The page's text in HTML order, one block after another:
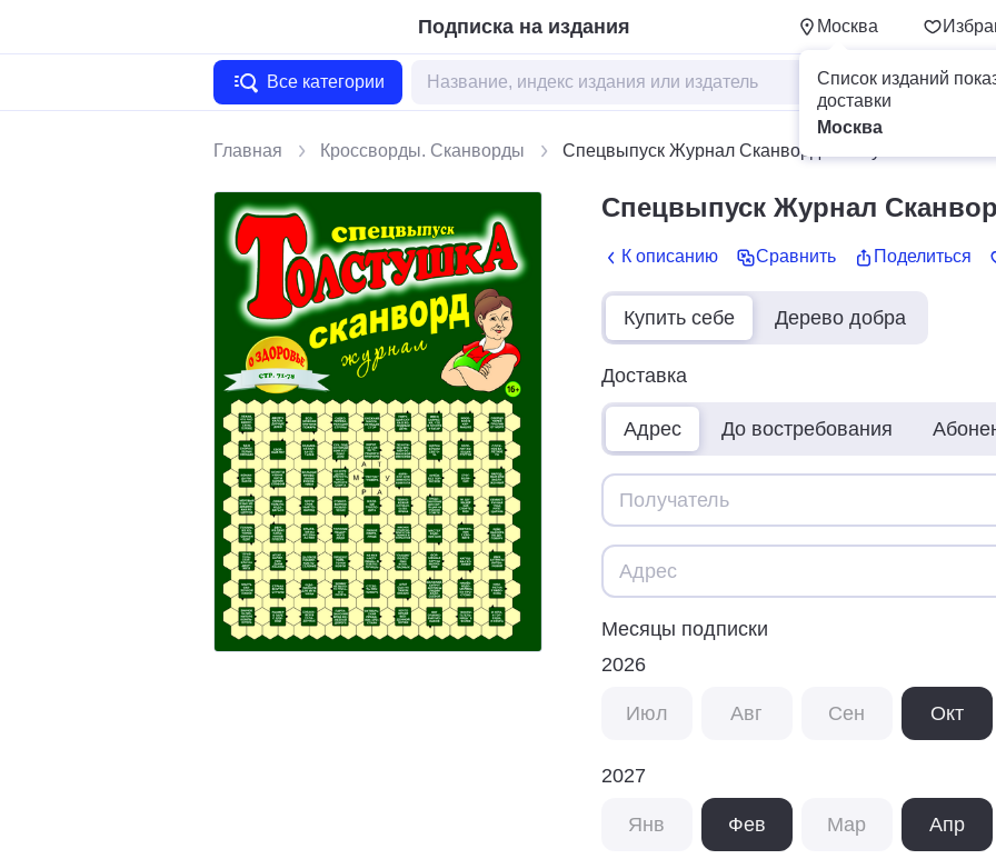
Подписка на издания Москва
Список изданий
доставки
Москва
Все категории
Главная Кроссворды. Сканворды Спецвыпуск Журнал Сканворд Толстушка
Спецвыпуск Журнал
К описанию Сравнить Поделиться
Купить себе Дерево добра
Доставка
Адрес До востребования
Месяцы подписки
2026
Июл Авг Сен Окт
2027
Янв Фев Мар Апр